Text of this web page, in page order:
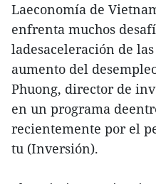
Laeconomía de
enfrenta muchos
ladesaceleración de
aumento del
Phuong, director de
en un programa
recientemente por el
tu (Inversión).